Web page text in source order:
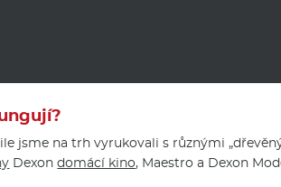
jsme na trh vyrukovali s různými
Dexondomácí kino, Maestro a Dexon